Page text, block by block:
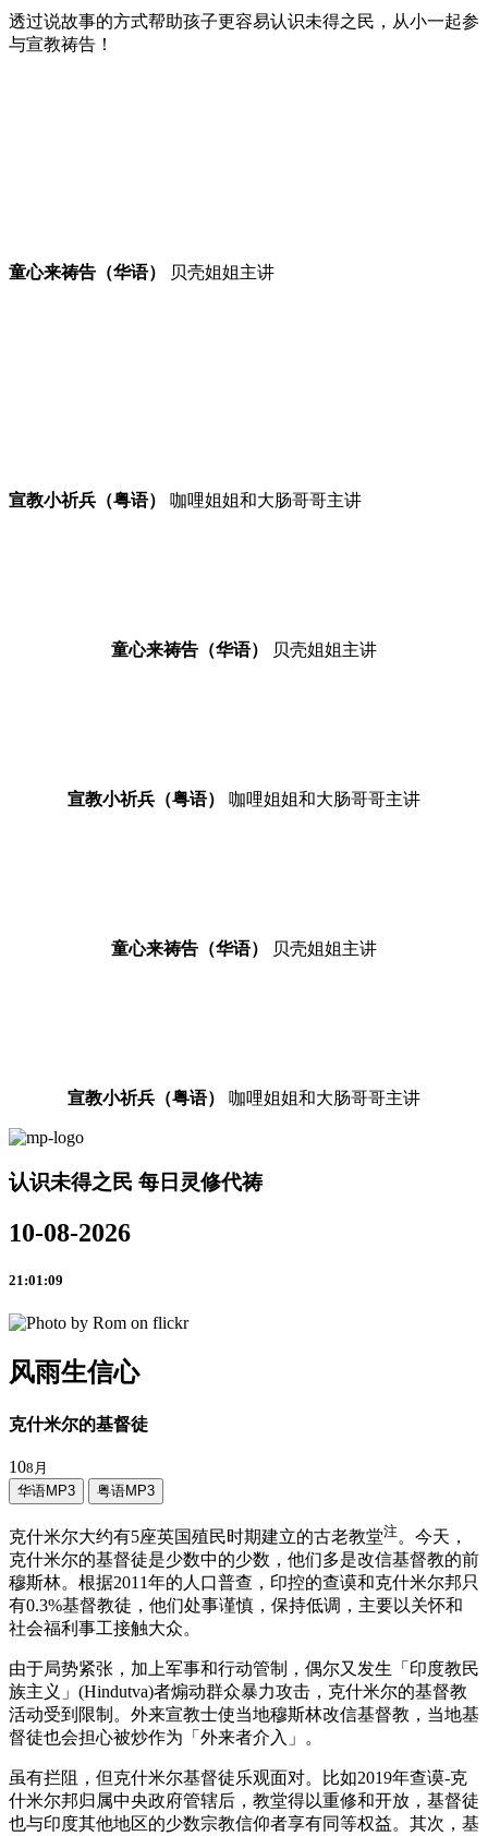
透过说故事的方式帮助孩子更容易认识未得之民，从小一起参
与宣教祷告！
童心来祷告（华语） 贝壳姐姐主讲
宣教小祈兵（粤语） 咖哩姐姐和大肠哥哥主讲
童心来祷告（华语） 贝壳姐姐主讲
宣教小祈兵（粤语） 咖哩姐姐和大肠哥哥主讲
童心来祷告（华语） 贝壳姐姐主讲
宣教小祈兵（粤语） 咖哩姐姐和大肠哥哥主讲
认识未得之民 每日灵修代祷
10-08-2026
21:01:09
风雨生信心
克什米尔的基督徒
108月
华语MP3
粤语MP3
克什米尔大约有5座英国殖民时期建立的古老教堂注 。今天，
克什米尔的基督徒是少数中的少数，他们多是改信基督教的前
穆斯林。根据2011年的人口普查，印控的查谟和克什米尔邦只
有0.3%基督教徒，他们处事谨慎，保持低调，主要以关怀和
社会福利事工接触大众。
由于局势紧张，加上军事和行动管制，偶尔又发生「印度教民
族主义」(Hindutva)者煽动群众暴力攻击，克什米尔的基督教
活动受到限制。外来宣教士使当地穆斯林改信基督教，当地基
督徒也会担心被炒作为「外来者介入」。
虽有拦阻，但克什米尔基督徒乐观面对。比如2019年查谟-克
什米尔邦归属中央政府管辖后，教堂得以重修和开放，基督徒
也与印度其他地区的少数宗教信仰者享有同等权益。其次，基